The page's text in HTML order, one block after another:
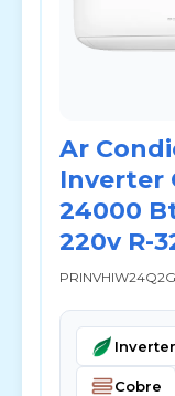
Ar
Inverter
24000
220v R-
Inverter
Cobre